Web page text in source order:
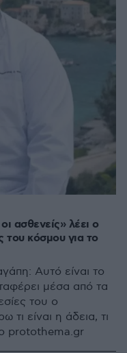
ασθενείς» λέει ο
του κόσμου για το
Αυτό είναι το
μέσα από τα
του ο
είναι η άδεια, τι
protothema.gr